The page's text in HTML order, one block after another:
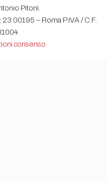
Pitoni.
00195 – Roma P.IVA / C.F.
consenso